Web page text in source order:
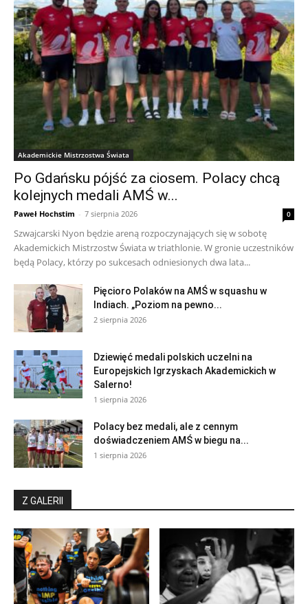
Akademickie Mistrzostwa Świata
Po Gdańsku pójść za ciosem. Polacy chcą
kolejnych medali AMŚ w...
Paweł Hochstim - 7 sierpnia 2026 0
Szwajcarski Nyon będzie areną rozpoczynających się w sobotę
Akademickich Mistrzostw Świata w triathlonie. W gronie uczestników
będą Polacy, którzy po sukcesach odniesionych dwa lata...
Pięcioro Polaków na AMŚ w squashu w
Indiach. „Poziom na pewno...
2 sierpnia 2026
Dziewięć medali polskich uczelni na
Europejskich Igrzyskach Akademickich w
Salerno!
1 sierpnia 2026
Polacy bez medali, ale z cennym
doświadczeniem AMŚ w biegu na...
1 sierpnia 2026
Z GALERII